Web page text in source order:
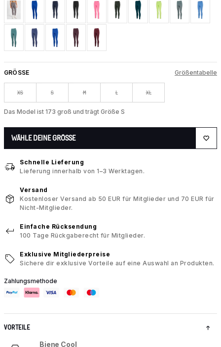
GRÖSSE Größentabelle
XS S M L XL
Das Model ist 173 groß und trägt Größe S
WÄHLE DEINE GRÖSSE
Schnelle Lieferung
Lieferung innerhalb von 1–3 Werktagen.
Versand
Kostenloser Versand ab 50 EUR für Mitglieder und 70 EUR für
Nicht-Mitglieder.
Einfache Rücksendung
100 Tage Rückgaberecht für Mitglieder.
Exklusive Mitgliederpreise
Sichere dir exklusive Vorteile auf eine Auswahl an Produkten.
Zahlungsmethode
VORTEILE
Biene Cool